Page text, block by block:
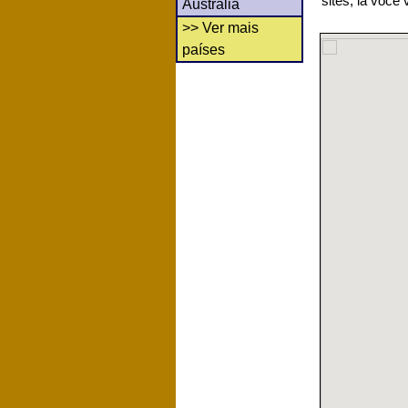
Austrália
>> Ver mais
países